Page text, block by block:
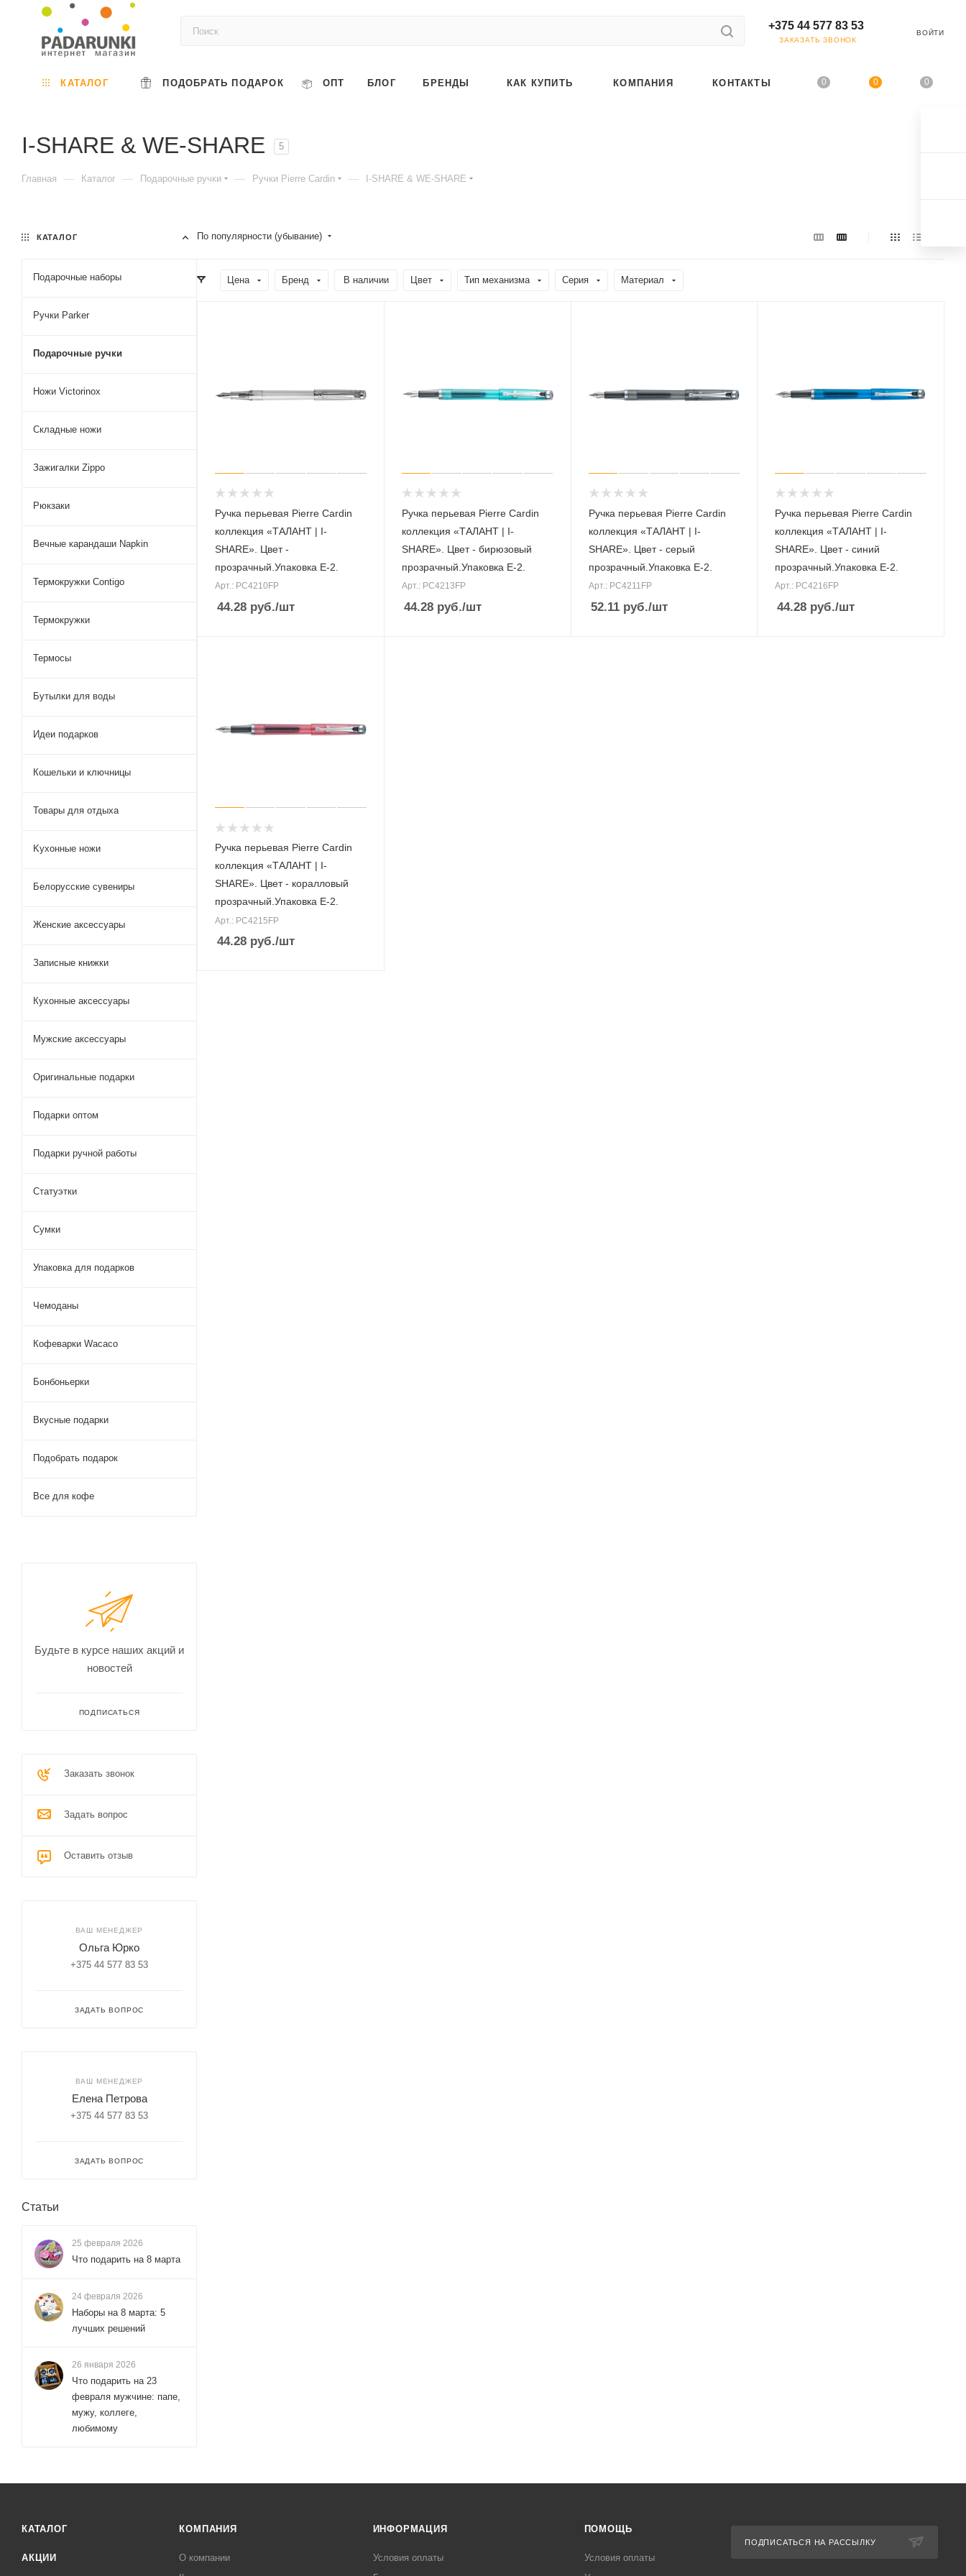
+375 44 577 83 53
ЗАКАЗАТЬ ЗВОНОК
ВОЙТИ
0 0 0
КАТАЛОГ ПОДОБРАТЬ ПОДАРОК ОПТ БЛОГ БРЕНДЫ КАК КУПИТЬ КОМПАНИЯ КОНТАКТЫ
I-SHARE & WE-SHARE 5
Главная — Каталог — Подарочные ручки — Ручки Pierre Cardin — I-SHARE & WE-SHARE
По популярности (убывание)
Цена Бренд В наличии Цвет Тип механизма Серия Материал
Ручка перьевая Pierre Cardin
коллекция «ТАЛАНТ | I-
SHARE». Цвет -
прозрачный.Упаковка Е-2.
Арт.: PC4210FP
44.28 руб./шт
Ручка перьевая Pierre Cardin
коллекция «ТАЛАНТ | I-
SHARE». Цвет - бирюзовый
прозрачный.Упаковка Е-2.
Арт.: PC4213FP
44.28руб./шт
Ручка перьевая Pierre Cardin
коллекция «ТАЛАНТ | I-
SHARE». Цвет - серый
прозрачный.Упаковка Е-2.
Арт.: PC4211FP
52.11руб./шт
Ручка перьевая Pierre Cardin
коллекция «ТАЛАНТ | I-
SHARE». Цвет - синий
прозрачный.Упаковка Е-2.
Арт.: PC4216FP
44.28 руб./шт
Ручка перьевая Pierre Cardin
коллекция «ТАЛАНТ | I-
SHARE». Цвет - коралловый
прозрачный.Упаковка Е-2.
Арт.: PC4215FP
44.28 руб./шт
КАТАЛОГ
Подарочные наборы
Ручки Parker
Подарочные ручки
Ножи Victorinox
Складные ножи
Зажигалки Zippo
Рюкзаки
Вечные карандаши Napkin
Термокружки Contigo
Термокружки
Термосы
Бутылки для воды
Идеи подарков
Кошельки и ключницы
Товары для отдыха
Kухонные ножи
Белорусские сувениры
Женские аксессуары
Записные книжки
Кухонные аксессуары
Мужские аксессуары
Оригинальные подарки
Подарки оптом
Подарки ручной работы
Статуэтки
Сумки
Упаковка для подарков
Чемоданы
Кофеварки Wacaco
Бонбоньерки
Вкусные подарки
Подобрать подарок
Все для кофе
Будьте в курсе наших акций и
новостей
ПОДПИСАТЬСЯ
Заказать звонок
Задать вопрос
Оставить отзыв
ВАШ МЕНЕДЖЕР
Ольга Юрко
+375 44 577 83 53
ЗАДАТЬ ВОПРОС
ВАШ МЕНЕДЖЕР
Елена Петрова
+375 44 577 83 53
ЗАДАТЬ ВОПРОС
Статьи
25 февраля 2026
Что подарить на 8 марта
24 февраля 2026
Наборы на 8 марта: 5
лучших решений
26 января 2026
Что подарить на 23
февраля мужчине: папе,
мужу, коллеге,
любимому
КАТАЛОГ
АКЦИИ
КОМПАНИЯ
О компании
ИНФОРМАЦИЯ
Условия оплаты
ПОМОЩЬ
Условия оплаты
ПОДПИСАТЬСЯ НА РАССЫЛКУ